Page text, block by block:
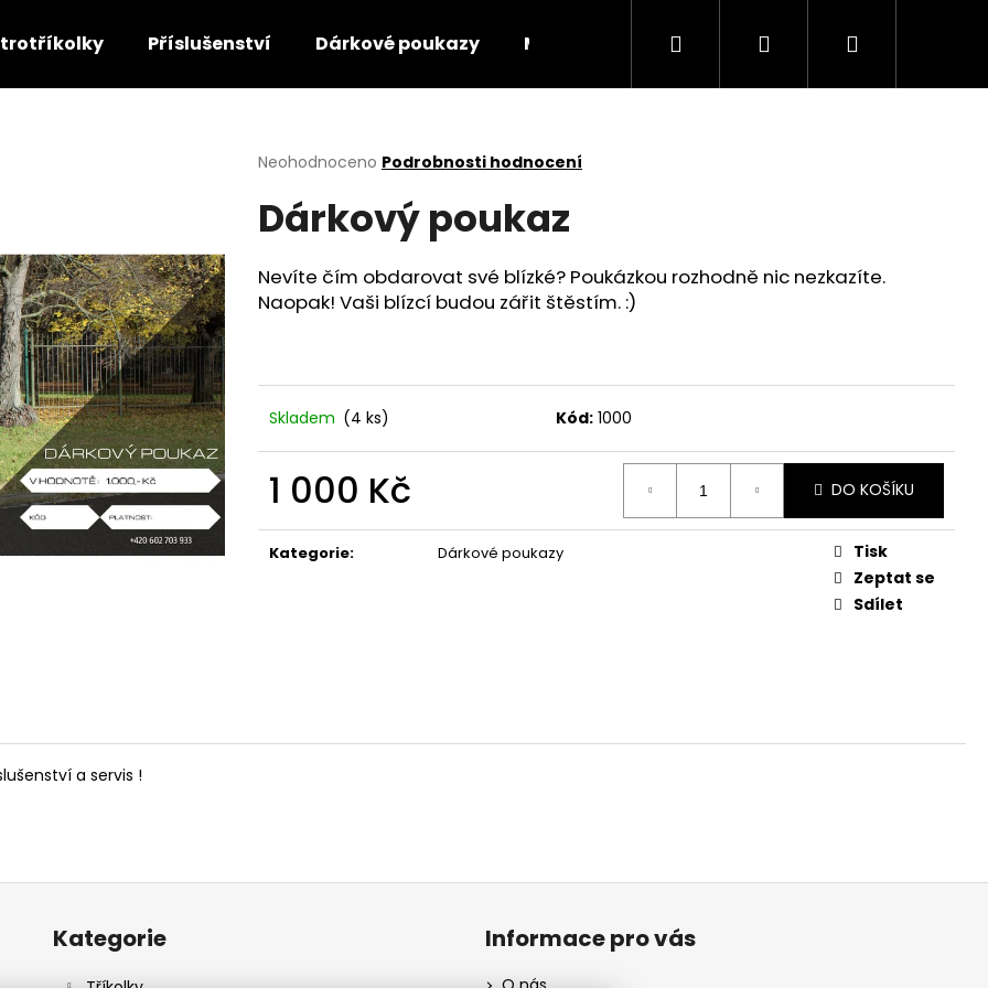
Příslušenství Dárkové poukazy Manuály Kontakt
Hledat PřihlášeníNákupní
Průměrné
produktu
je
z
5
hvězdiček.
Neohodnoceno Podrobnosti hodnocení
Dárkový poukaz
Nevíte čím obdarovat své blízké? Poukázkou rozhodně nic nezkazíte.
Naopak! Vaši blízcí budou zářit štěstím. :)
Skladem (4 ks) Kód: 1000
1 000 Kč
cena:
DO KOŠÍKU
Kategorie: Dárkové poukazy
Tisk
Zeptat se
Sdílet
a servis !
HLEDAT
Doporučujeme
kategorie
Kategorie Informace pro vás